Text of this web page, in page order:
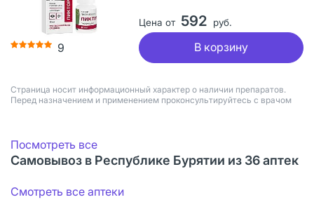
9
Цена от 592 руб.
В корзину
Страница носит информационный характер о наличии препаратов.
Перед назначением и применением проконсультируйтесь с врачом
Посмотреть все
Самовывоз в Республике Бурятии из 36 аптек
Смотреть все аптеки